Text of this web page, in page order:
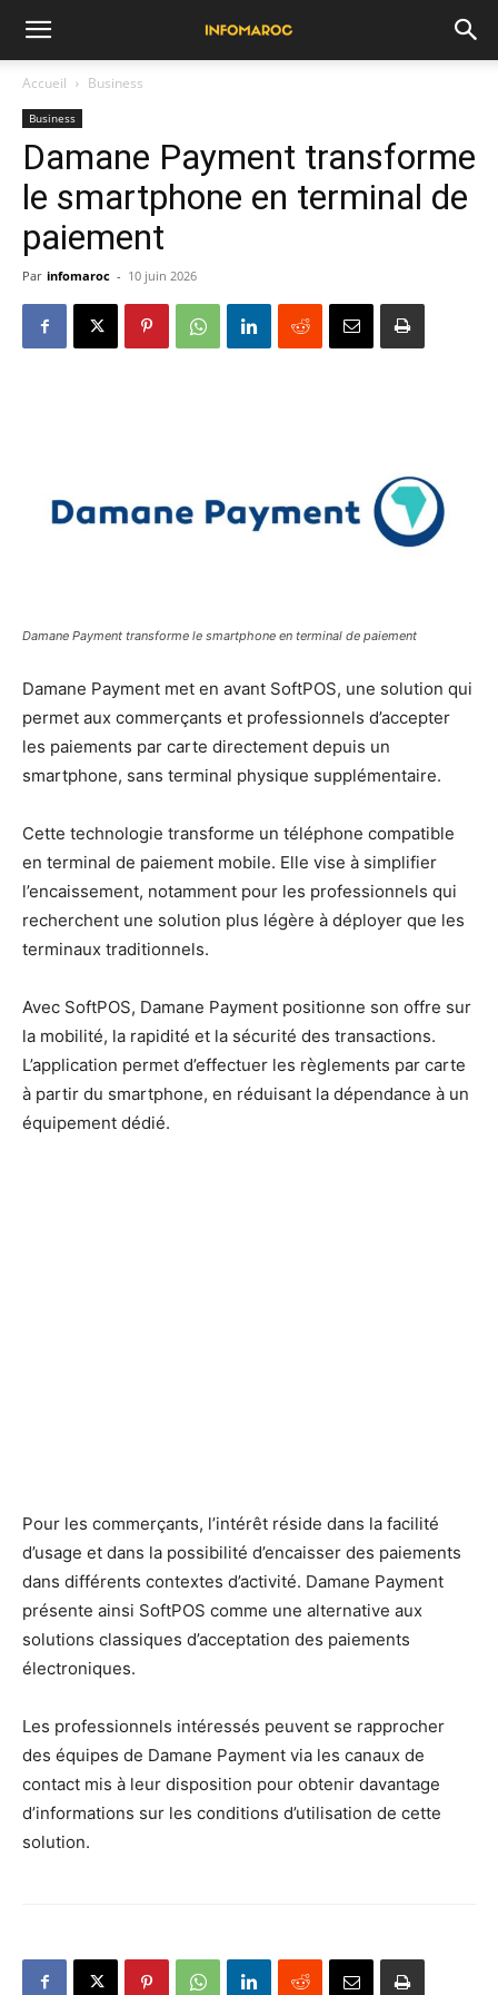
Accueil Business
Business
Damane Payment transforme
le smartphone en terminal de
paiement
Par infomaroc - 10 juin 2026
Damane Payment transforme le smartphone en terminal de paiement
Damane Payment met en avant SoftPOS, une solution qui
permet aux commerçants et professionnels d’accepter
les paiements par carte directement depuis un
smartphone, sans terminal physique supplémentaire.
Cette technologie transforme un téléphone compatible
en terminal de paiement mobile. Elle vise à simplifier
l’encaissement, notamment pour les professionnels qui
recherchent une solution plus légère à déployer que les
terminaux traditionnels.
Avec SoftPOS, Damane Payment positionne son offre sur
la mobilité, la rapidité et la sécurité des transactions.
L’application permet d’effectuer les règlements par carte
à partir du smartphone, en réduisant la dépendance à un
équipement dédié.
Pour les commerçants, l’intérêt réside dans la facilité
d’usage et dans la possibilité d’encaisser des paiements
dans différents contextes d’activité. Damane Payment
présente ainsi SoftPOS comme une alternative aux
solutions classiques d’acceptation des paiements
électroniques.
Les professionnels intéressés peuvent se rapprocher
des équipes de Damane Payment via les canaux de
contact mis à leur disposition pour obtenir davantage
d’informations sur les conditions d’utilisation de cette
solution.